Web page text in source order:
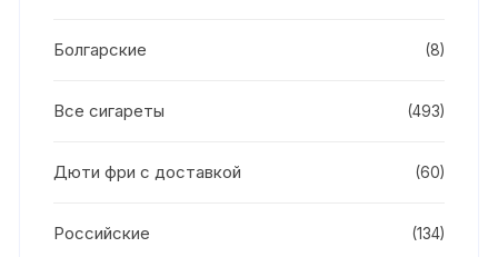
Болгарские (8)
Все сигареты (493)
Дюти фри с доставкой (60)
Российские (134)